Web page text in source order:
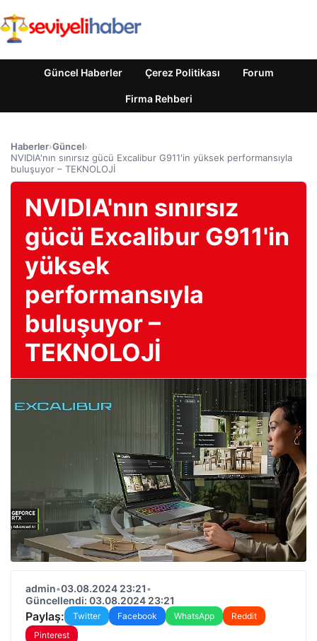
Güncel Haberler Çerez Politikası Forum
Firma Rehberi
Haberler›Güncel›
NVIDIA'nın sınırsız gücü Excalibur G911'in yüksek performansıyla
buluşuyor – TEKNOLOJİ
NVIDIA'nın sınırsız
gücü Excalibur G911'in
yüksek
performansıyla
buluşuyor –
TEKNOLOJİ
admin•03.08.2024 23:21•
Güncellendi: 03.08.2024 23:21
Paylaş: Twitter Facebook WhatsApp
Reddit
Pinterest